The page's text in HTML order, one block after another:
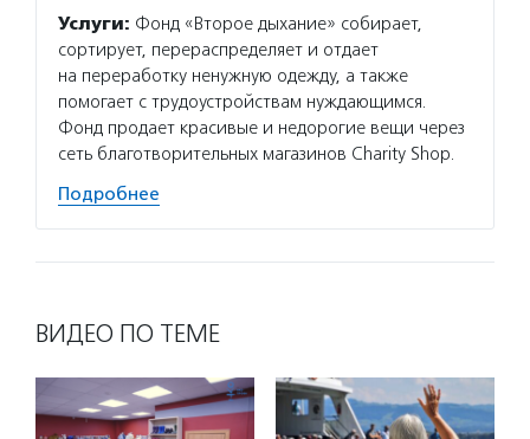
Услуги: Фонд «Второе дыхание» собирает,
сортирует, перераспределяет и отдает
на переработку ненужную одежду, а также
помогает с трудоустройствам нуждающимся.
Фонд продает красивые и недорогие вещи через
сеть благотворительных магазинов Charity Shop.
Подробнее
ВИДЕО ПО ТЕМЕ